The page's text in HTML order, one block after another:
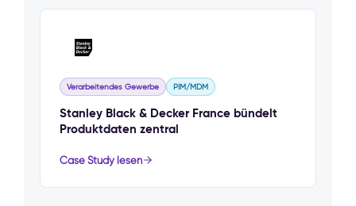
Verarbeitendes Gewerbe PIM/MDM
Stanley Black & Decker France bündelt
Produktdaten zentral
Case Study lesen